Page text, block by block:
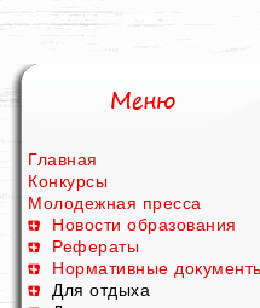
Главная
Конкурсы
Молодежная пресса
Новости образования
Рефераты
Нормативные
Для отдыха